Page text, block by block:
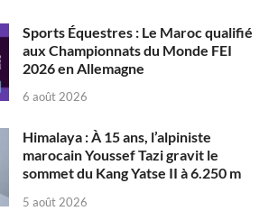
Sports Équestres : Le Maroc qualifié
aux Championnats du Monde FEI
2026 en Allemagne
6 août 2026
Himalaya : À 15 ans, l’alpiniste
marocain Youssef Tazi gravit le
sommet du Kang Yatse II à 6.250 m
5 août 2026